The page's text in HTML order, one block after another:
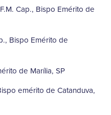
Cap., Bispo Emérito de
Bispo Emérito de
de Marília, SP
emérito de Catanduva,